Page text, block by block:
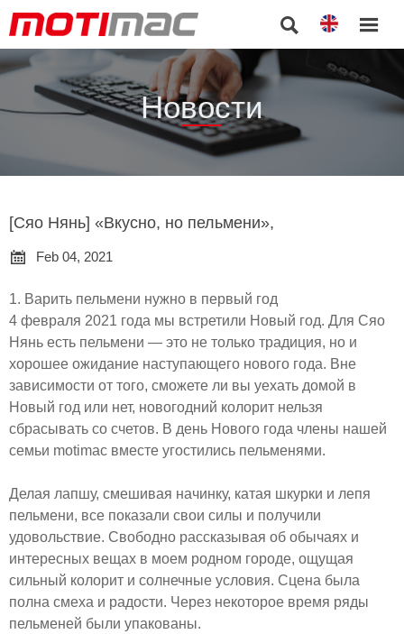
 
Новости
[Сяо Нянь] «Вкусно, но пельмени»,

Feb 04, 2021
1. Варить пельмени нужно в первый год
4 февраля 2021 года мы встретили Новый год. Для Сяо
Нянь есть пельмени — это не только традиция, но и
хорошее ожидание наступающего нового года. Вне
зависимости от того, сможете ли вы уехать домой в
Новый год или нет, новогодний колорит нельзя
сбрасывать со счетов. В день Нового года члены нашей
семьи motimac вместе угостились пельменями.
Делая лапшу, смешивая начинку, катая шкурки и лепя
пельмени, все показали свои силы и получили
удовольствие. Свободно рассказывая об обычаях и
интересных вещах в моем родном городе, ощущая
сильный колорит и солнечные условия. Сцена была
полна смеха и радости. Через некоторое время ряды
пельменей были упакованы.